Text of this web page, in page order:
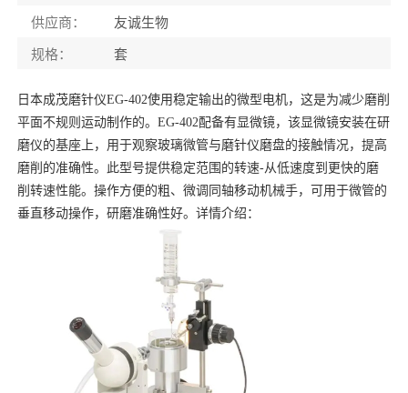
供应商：
友诚生物
规格： 套
日本成茂磨针仪EG-402使用稳定输出的微型电机，这是为减少磨削
平面不规则运动制作的。EG-402配备有显微镜，该显微镜安装在研
磨仪的基座上，用于观察玻璃微管与磨针仪磨盘的接触情况，提高
磨削的准确性。此型号提供稳定范围的转速-从低速度到更快的磨
削转速性能。操作方便的粗、微调同轴移动机械手，可用于微管的
垂直移动操作，研磨准确性好。详情介绍：